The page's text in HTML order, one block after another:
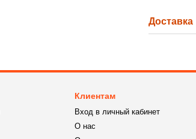
Доставка
Клиентам
Вход в личный кабинет
О нас